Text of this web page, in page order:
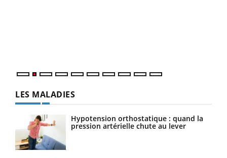
LES MALADIES
Hypotension orthostatique : quand la
pression artérielle chute au lever